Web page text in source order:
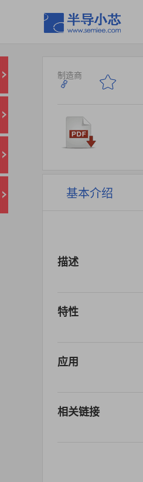
制造商
基本介绍
描述
特性
应用
相关链接